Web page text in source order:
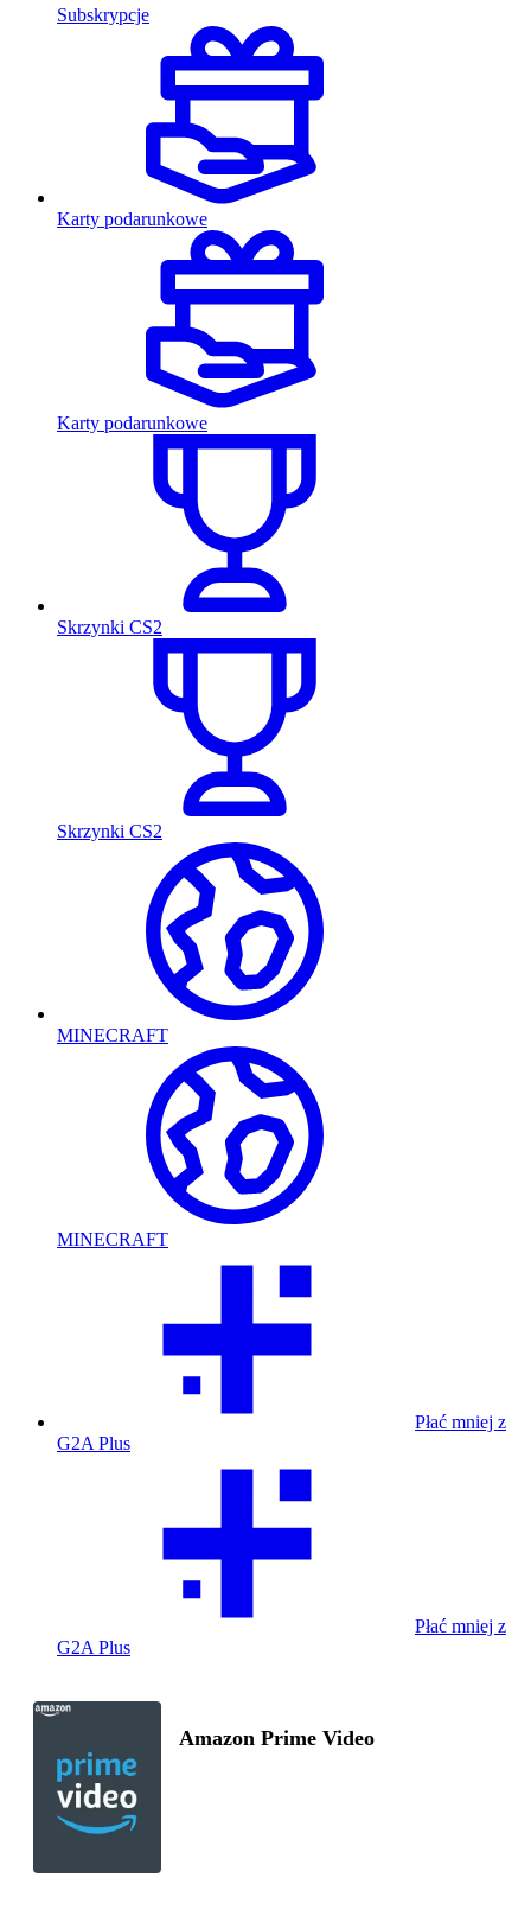
Subskrypcje
Karty podarunkowe
Karty podarunkowe
Skrzynki CS2
Skrzynki CS2
MINECRAFT
MINECRAFT
Płać mniej z
G2A Plus
Płać mniej z
G2A Plus
Amazon Prime Video